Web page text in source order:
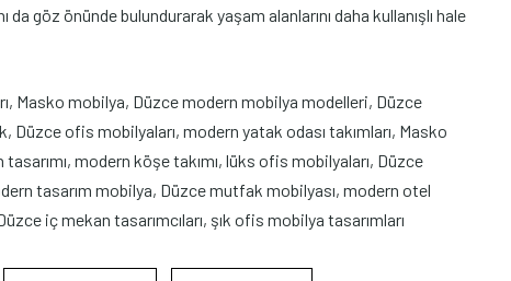
göz önünde bulundurarak yaşam alanlarını daha kullanışlı hale
Masko mobilya, Düzce modern mobilya modelleri, Düzce
ofis mobilyaları, modern yatak odası takımları, Masko
modern köşe takımı, lüks ofis mobilyaları, Düzce
tasarım mobilya, Düzce mutfak mobilyası, modern otel
iç mekan tasarımcıları, şık ofis mobilya tasarımları